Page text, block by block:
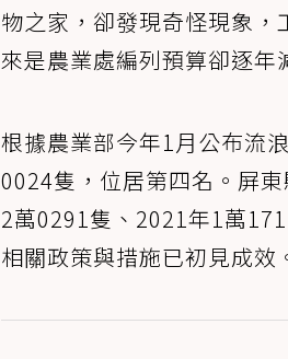
物之家，卻發現奇怪現象
來是農業處編列預算卻逐年
根據農業部今年1月公布流
0024隻，位居第四名。屏
2萬0291隻、2021年1萬
相關政策與措施已初見成效